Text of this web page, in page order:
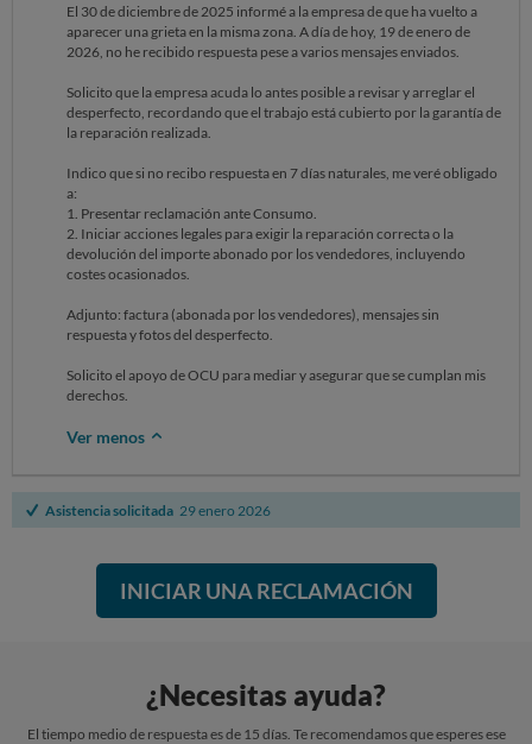
El 30 de diciembre de 2025 informé a la empresa de que ha vuelto a
aparecer una grieta en la misma zona. A día de hoy, 19 de enero de
2026, no he recibido respuesta pese a varios mensajes enviados.
Solicito que la empresa acuda lo antes posible a revisar y arreglar el
desperfecto, recordando que el trabajo está cubierto por la garantía de
la reparación realizada.
Indico que si no recibo respuesta en 7 días naturales, me veré obligado
a:
1. Presentar reclamación ante Consumo.
2. Iniciar acciones legales para exigir la reparación correcta o la
devolución del importe abonado por los vendedores, incluyendo
costes ocasionados.
Adjunto: factura (abonada por los vendedores), mensajes sin
respuesta y fotos del desperfecto.
Solicito el apoyo de OCU para mediar y asegurar que se cumplan mis
derechos.
Ver menos
Asistencia solicitada 29 enero 2026
INICIAR UNA RECLAMACIÓN
¿Necesitas ayuda?
El tiempo medio de respuesta es de 15 días. Te recomendamos que esperes ese